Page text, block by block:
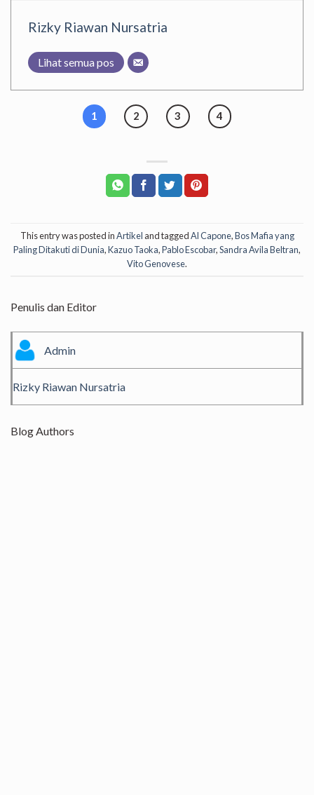
Rizky Riawan Nursatria
Lihat semua pos
1 2 3 4
This entry was posted inArtikel and taggedAl Capone,Bos Mafia yang
Paling Ditakuti di Dunia,Kazuo Taoka,Pablo Escobar,Sandra Avila Beltran,
Vito Genovese.
Penulis dan Editor
Admin
Rizky Riawan Nursatria
Blog Authors